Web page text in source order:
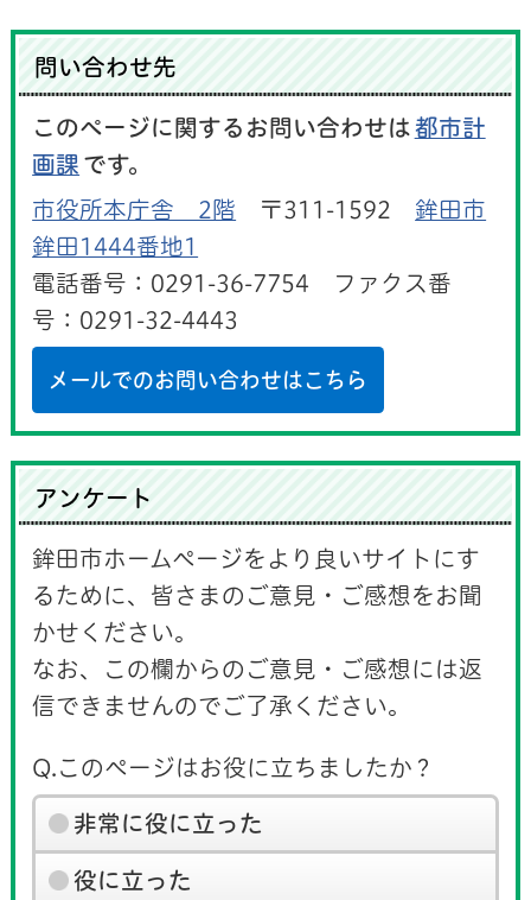
問い合わせ先
このページに関するお問い合わせは 都市計
画課 です。
市役所本庁舎 2階 〒311-1592 鉾田市
鉾田1444番地1
電話番号：0291-36-7754 ファクス番
号：0291-32-4443
メールでのお問い合わせはこちら
アンケート
鉾田市ホームページをより良いサイトにす
るために、皆さまのご意見・ご感想をお聞
かせください。
なお、この欄からのご意見・ご感想には返
信できませんのでご了承ください。
Q.このページはお役に立ちましたか？
非常に役に立った
役に立った